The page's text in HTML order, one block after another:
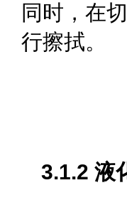
同时，在
行擦拭。
3.1.2 液